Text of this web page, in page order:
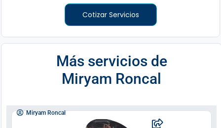
Cotizar Servicios
Más servicios de
Miryam Roncal
Miryam Roncal